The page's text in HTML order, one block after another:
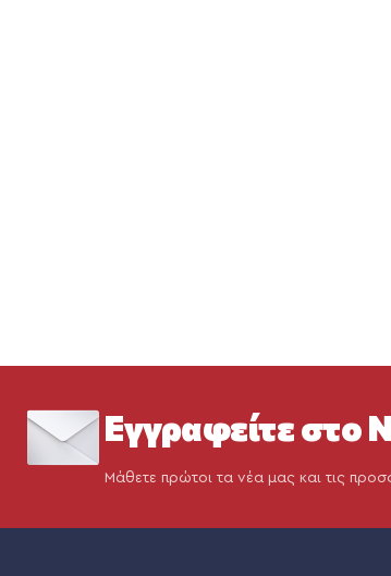
Εγγραφείτε στο
Μάθετε πρώτοι τα νέα μας και τις